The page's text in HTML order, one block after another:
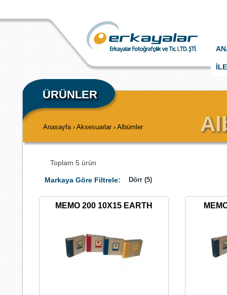
ÜRÜNLER
Anasayfa › Aksesuarlar › Albümler
Toplam 5 ürün
Markaya Göre Filtrele: Dörr (5)
MEMO 200 10X15 EARTH